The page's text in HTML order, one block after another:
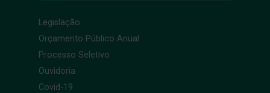
Legislação
Orçamento Público Anual
Processo Seletivo
Ouvidoria
Covid-19